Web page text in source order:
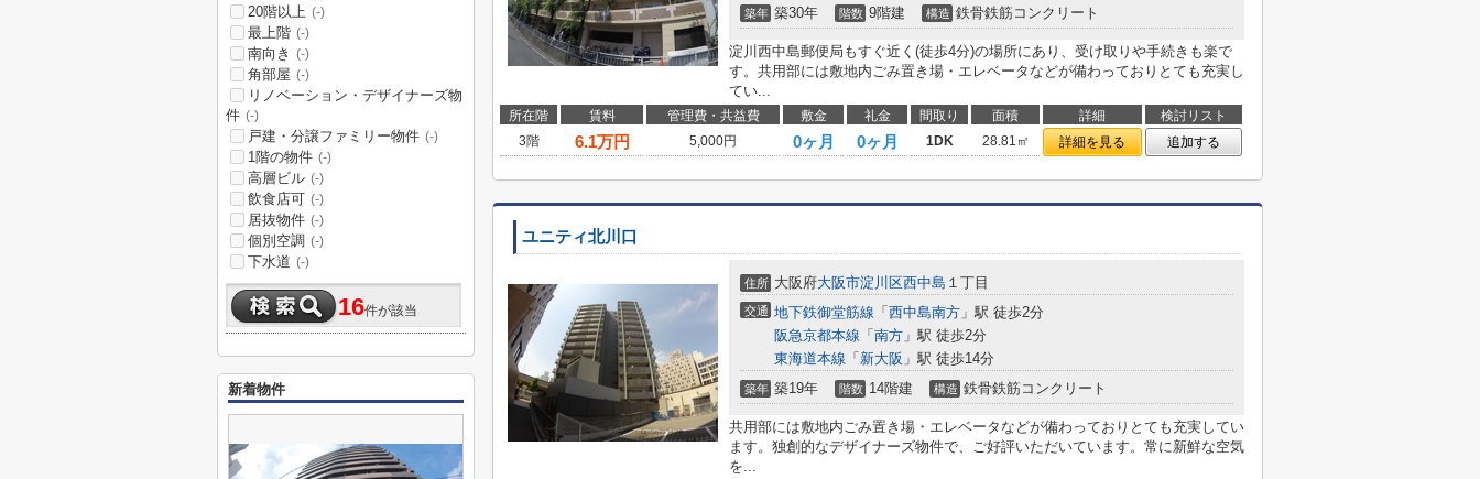
築年 築30年 階数 9階建 構造 鉄骨鉄筋コンクリート
淀川西中島郵便局もすぐ近く(徒歩4分)の場所にあり、受け取りや手続きも楽で
す。共用部には敷地内ごみ置き場・エレベータなどが備わっておりとても充実し
てい...
所在階 賃料 管理費・共益費 敷金 礼金 間取り 面積 詳細
検討リスト
3階
6.1万円 5,000円 0ヶ月 0ヶ月 1DK 28.81㎡ 詳細を見る 追加する
ユニティ北川口
住所 大阪府大阪市淀川区西中島 １丁目
交通 地下鉄御堂筋線 「 西中島南方 」駅 徒歩2分
阪急京都本線 「 南方 」駅 徒歩2分
東海道本線 「 新大阪 」駅 徒歩14分
築年 築19年 階数 14階建 構造 鉄骨鉄筋コンクリート
共用部には敷地内ごみ置き場・エレベータなどが備わっておりとても充実してい
ます。独創的なデザイナーズ物件で、ご好評いただいています。常に新鮮な空気
を...
20階以上 (-)
最上階 (-)
南向き (-)
角部屋 (-)
リノベーション・デザイナーズ物
件 (-)
戸建・分譲ファミリー物件 (-)
1階の物件 (-)
高層ビル (-)
飲食店可 (-)
居抜物件 (-)
個別空調 (-)
下水道 (-)
16件が該当
新着物件